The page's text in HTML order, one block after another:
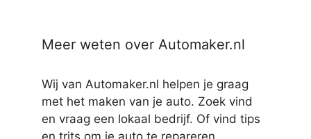
Meer weten over Automaker.nl
Wij van Automaker.nl helpen je graag
met het maken van je auto. Zoek vind
en vraag een lokaal bedrijf. Of vind tips
en trits om je auto te repareren.